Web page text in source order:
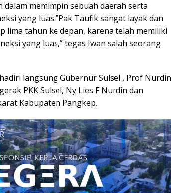
dalam memimpin sebuah daerah serta
yang luas.”Pak Taufik sangat layak dan
lima tahun ke depan, karena telah memiliki
yang luas,” tegas Iwan salah seorang
langsung Gubernur Sulsel , Prof Nurdin
PKK Sulsel, Ny Lies F Nurdin dan
Kabupaten Pangkep.